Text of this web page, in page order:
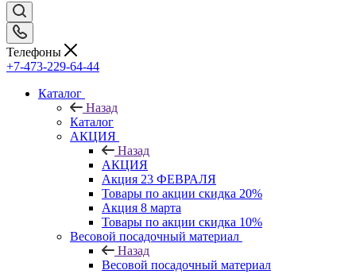
Телефоны
+7-473-229-64-44
Каталог
Назад
Каталог
АКЦИЯ
Назад
АКЦИЯ
Акция 23 ФЕВРАЛЯ
Товары по акции скидка 20%
Акция 8 марта
Товары по акции скидка 10%
Весовой посадочный материал
Назад
Весовой посадочный материал